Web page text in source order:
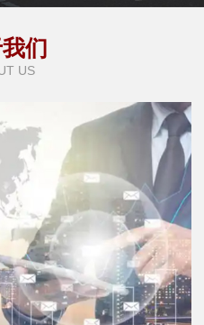
们
US